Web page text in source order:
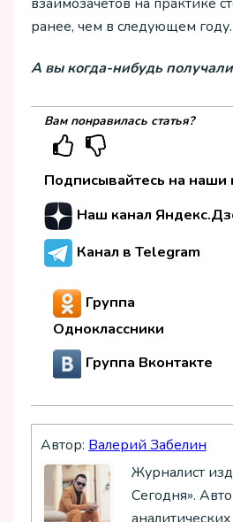
ранее, чем в следующем году.
А вы когда-нибудь
Вам понравилась статья?
Подписывайтесь на наши
Наш канал
Канал в Telegram
Группа
Одноклассники
Группа Вконтакте
Автор: Валерий Забелин
Журналист
Сегодня».